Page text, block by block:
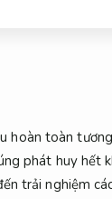
hoàn toàn
phát huy hết
trải nghiệm